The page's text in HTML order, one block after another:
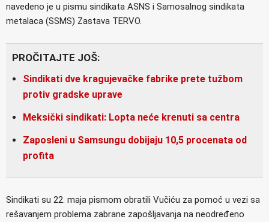
navedeno je u pismu sindikata ASNS i Samosalnog sindikata
metalaca (SSMS) Zastava TERVO.
PROČITAJTE JOŠ:
Sindikati dve kragujevačke fabrike prete tužbom
protiv gradske uprave
Meksički sindikati: Lopta neće krenuti sa centra
Zaposleni u Samsungu dobijaju 10,5 procenata od
profita
Sindikati su 22. maja pismom obratili Vučiću za pomoć u vezi sa
rešavanjem problema zabrane zapošljavanja na neodređeno